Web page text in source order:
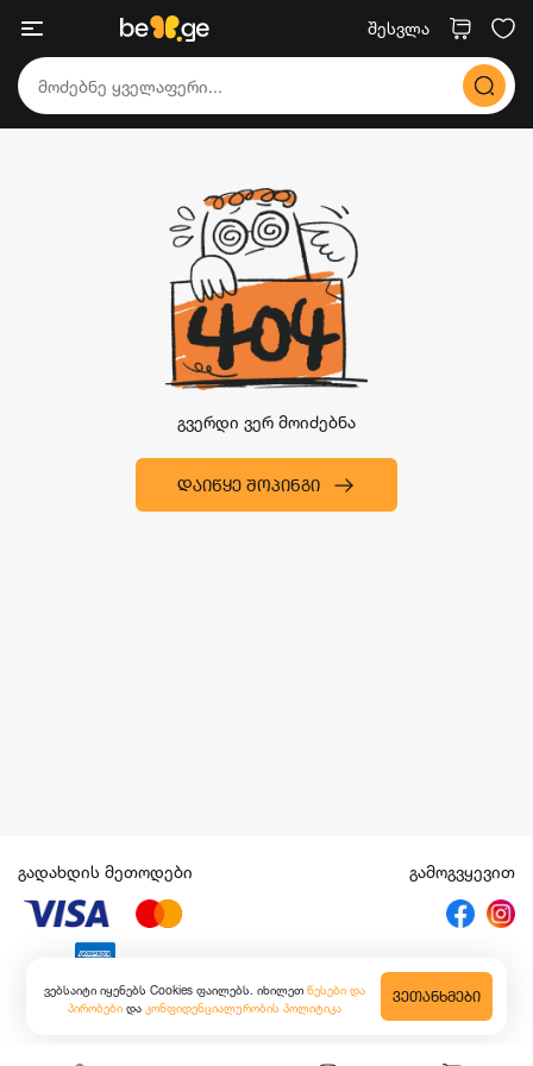
შესვლა
გვერდი ვერ მოიძებნა
ᲓᲐᲘᲬᲧᲔ ᲨᲝᲞᲘᲜᲒᲘ
ვებსაიტი იყენებს Cookies ფაილებს. იხილეთ წესები და
პირობები და კონფიდენციალურობის პოლიტიკა
ᲕᲔᲗᲐᲜᲮᲛᲔᲑᲘ
გადახდის მეთოდები გამოგვყევით